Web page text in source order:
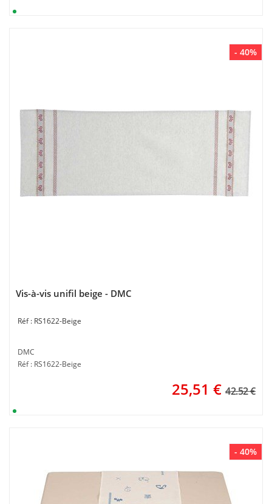
- 40%
Vis-à-vis unifil beige - DMC
RS1622-Beige
DMC
Réf : RS1622-Beige
25,51 € 42.52 €
- 40%